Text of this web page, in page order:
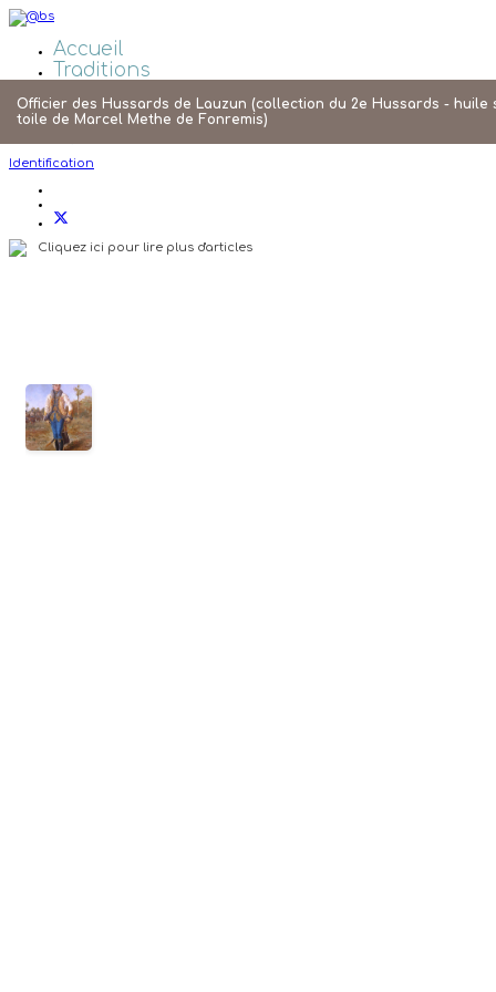
Accueil
Traditions
Liens
Identification
Cliquez ici pour lire plus d'articles
Officier des Hussards de Lauzun (collection du 2e Hussards - huile
toile de Marcel Methe de Fonremis)